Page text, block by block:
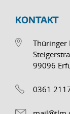
KONTAKT
Thüringer
99096
0361